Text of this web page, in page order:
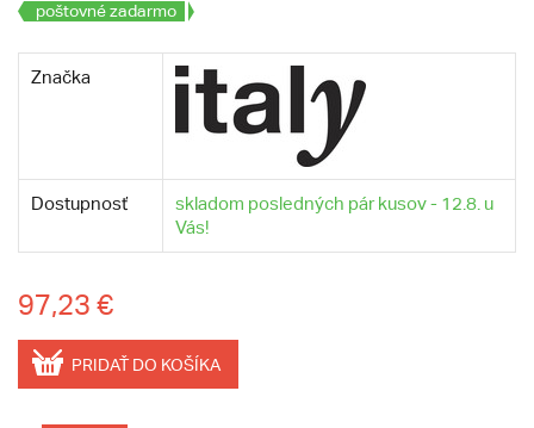
poštovné zadarmo
Značka
Dostupnosť
skladom posledných pár kusov - 12.8. u
Vás!
97,23 €
PRIDAŤ DO KOŠÍKA